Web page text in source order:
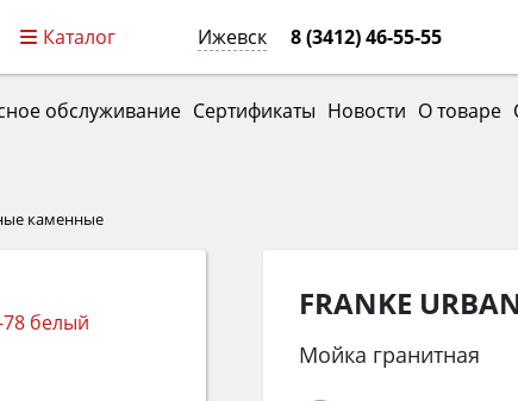
Каталог Ижевск 8 (3412) 46-55-55
обслуживание Сертификаты Новости О товаре
каменные
FRANKE
Мойка гранитная